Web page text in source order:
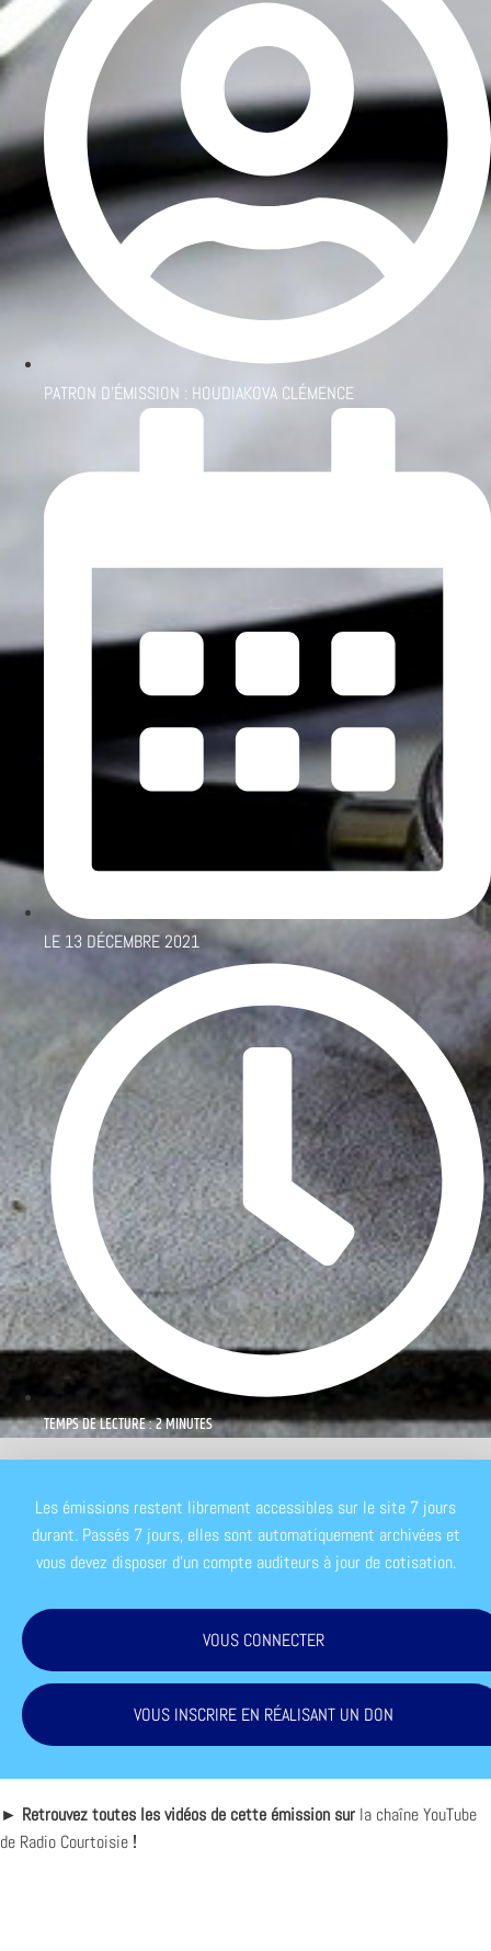
PATRON D'ÉMISSION : HOUDIAKOVA CLÉMENCE
LE 13 DÉCEMBRE 2021
TEMPS DE LECTURE : 2 MINUTES
Les émissions restent librement accessibles sur le site 7 jours
durant. Passés 7 jours, elles sont automatiquement archivées et
vous devez disposer d'un compte auditeurs à jour de cotisation.
VOUS CONNECTER
VOUS INSCRIRE EN RÉALISANT UN DON
► Retrouvez toutes les vidéos de cette émission sur la chaîne YouTube
de Radio Courtoisie !